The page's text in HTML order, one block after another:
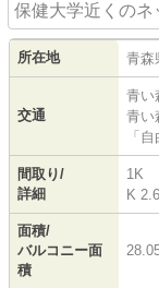
保健大学近くのネ
所在地 青森
交通
青い
青い
「
間取り/
詳細
1K
K
面積/
バルコニー面
積